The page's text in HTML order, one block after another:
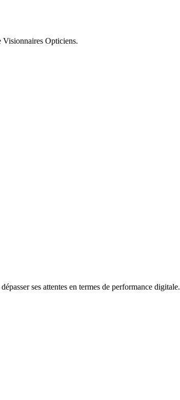
Visionnaires Opticiens.
ses attentes en termes de performance digitale.